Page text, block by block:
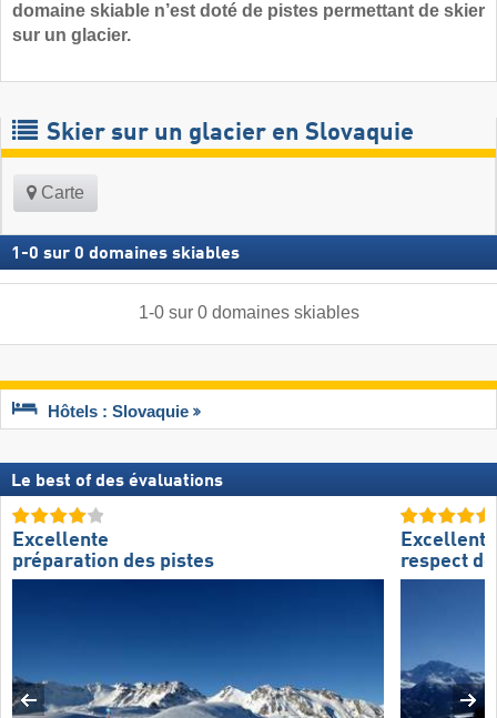
domaine skiable n’est doté de pistes permettant de skier
sur un glacier.
Skier sur un glacier en Slovaquie
Carte
1 -0 sur 0 domaines skiables
1-0sur 0 domaines skiables
Hôtels : Slovaquie
Le best of des évaluations
Excellente
préparation des pistes
Excellent
respect